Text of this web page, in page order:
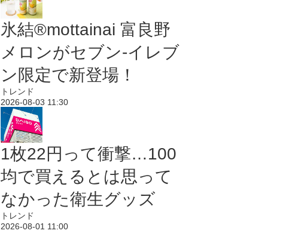
氷結®mottainai 富良野
メロンがセブン‐イレブ
ン限定で新登場！
トレンド
2026-08-03 11:30
1枚22円って衝撃…100
均で買えるとは思って
なかった衛生グッズ
トレンド
2026-08-01 11:00